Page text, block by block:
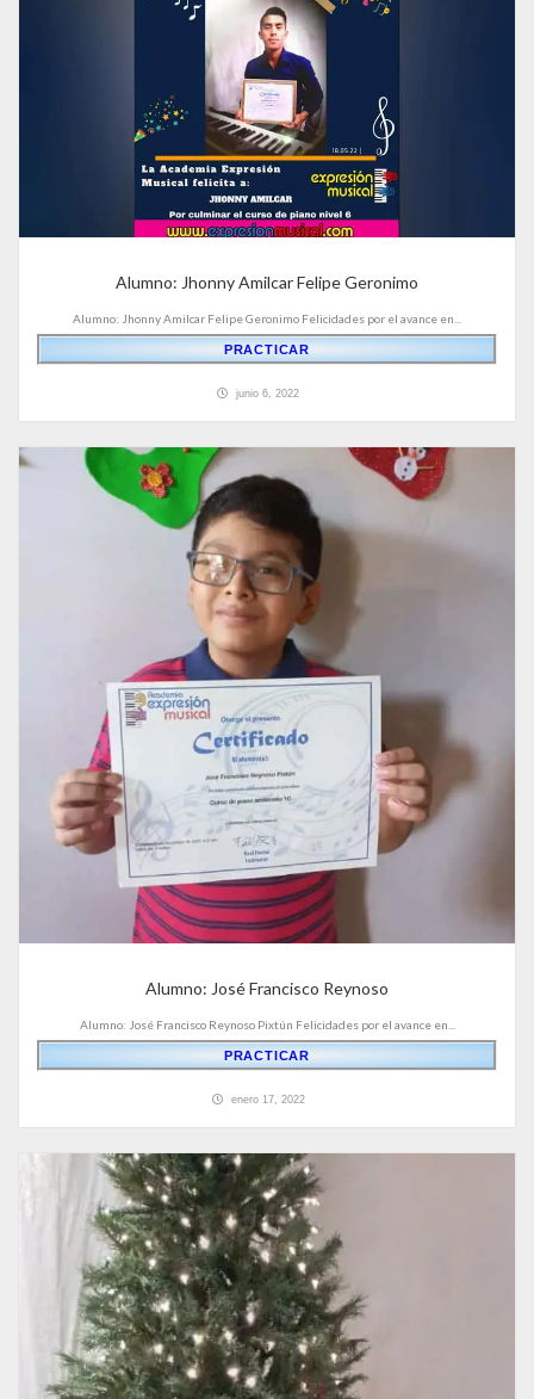
Alumno: Jhonny Amilcar Felipe Geronimo
Alumno: Jhonny Amilcar Felipe Geronimo Felicidades por el avance en...
PRACTICAR
junio 6, 2022
Alumno: José Francisco Reynoso
Alumno: José Francisco Reynoso Pixtún Felicidades por el avance en...
PRACTICAR
enero 17, 2022